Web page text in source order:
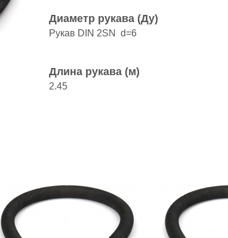
Диаметр рукава (Ду)
Рукав DIN 2SN d=6
Длина рукава (м)
2.45